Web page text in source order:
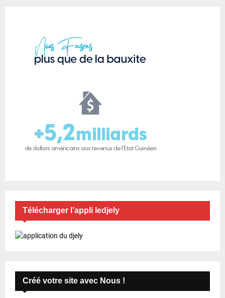
Télécharger l’appli ledjely
Créé votre site avec Nous !